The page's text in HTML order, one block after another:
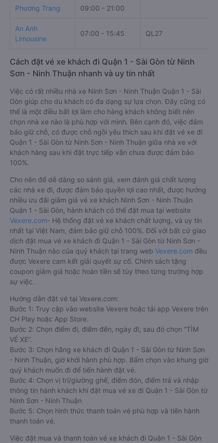
Phương Trang 09:00 - 21:00
An Anh
Limousine
07:00 - 15:45 QL27
Cách đặt vé xe khách đi Quận 1 - Sài Gòn từ Ninh
Sơn - Ninh Thuận nhanh và uy tín nhất
Việc có rất nhiều nhà xe Ninh Sơn - Ninh Thuận Quận 1 - Sài
Gòn giúp cho du khách có đa dạng sự lựa chọn. Đây cũng có
thể là một điều bất lợi làm cho hàng khách không biết nên
chọn nhà xe nào là phù hợp với mình. Bên cạnh đó, việc đảm
bảo giữ chỗ, có được chỗ ngồi yêu thích sau khi đặt vé xe đi
Quận 1 - Sài Gòn từ Ninh Sơn - Ninh Thuận giữa nhà xe với
khách hàng sau khi đặt trực tiếp vẫn chưa được đảm bảo
100%.
Cho nên để dễ dàng so sánh giá, xem đánh giá chất lượng
các nhà xe đi, được đảm bảo quyền lợi cao nhất, được hưởng
nhiều ưu đãi giảm giá vé xe khách Ninh Sơn - Ninh Thuận
Quận 1 - Sài Gòn, hành khách có thể đặt mua tại website
Vexere.com- Hệ thống đặt vé xe khách chất lượng, và uy tín
nhất tại Việt Nam, đảm bảo giữ chỗ 100%. Đối với bất cứ giao
dịch đặt mua vé xe khách đi Quận 1 - Sài Gòn từ Ninh Sơn -
Ninh Thuận nào của quý khách tại trang web Vexere.com đều
được Vexere cam kết giải quyết sự cố. Chính sách tặng
coupon giảm giá hoặc hoàn tiền sẽ tùy theo từng trường hợp
sự việc.
Hướng dẫn đặt vé tại Vexere.com:
Bước 1: Truy cập vào website Vexere hoặc tải app Vexere trên
CH Play hoặc App Store.
Bước 2: Chọn điểm đi, điểm đến, ngày đi, sau đó chọn “TÌM
VÉ XE”.
Bước 3: Chọn hãng xe khách đi Quận 1 - Sài Gòn từ Ninh Sơn
- Ninh Thuận, giờ khởi hành phù hợp. Bấm chọn vào khung giờ
quý khách muốn đi để tiến hành đặt vé.
Bước 4: Chọn vị trí/giường ghế, điểm đón, điểm trả và nhập
thông tin hành khách khi đặt mua vé xe đi Quận 1 - Sài Gòn từ
Ninh Sơn - Ninh Thuận
Bước 5: Chọn hình thức thanh toán vé phù hợp và tiến hành
thanh toán vé.
Việc đặt mua và thanh toán vé xe khách đi Quận 1 - Sài Gòn